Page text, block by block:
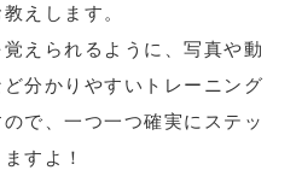
えします。
えられるように、写真や動
分かりやすいトレーニング
で、一つ一つ確実にステッ
すよ！